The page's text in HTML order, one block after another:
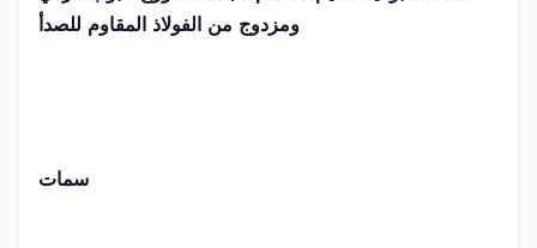
ومزدوج من الفولاذ المقاوم للصدأ
سمات